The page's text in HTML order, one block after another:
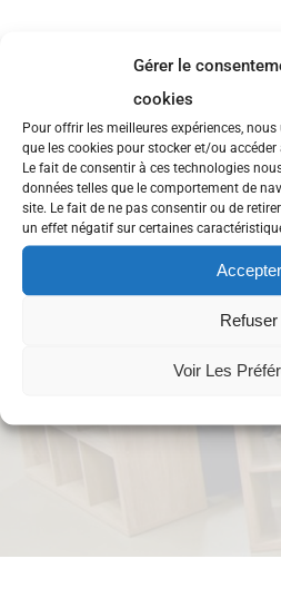
Gérer le
cookies
Pour offrir les meilleures expériences,
que les cookies pour stocker et/ou
Le fait de consentir à ces technologies
données telles que le comportement de
site. Le fait de ne pas consentir ou de
un effet négatif sur certaines
Accepter
Refuser
Voir Les